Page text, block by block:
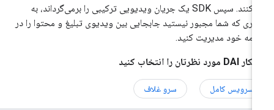
می‌کنند. سپس SDK یک جریان ویدیویی ترکیبی را برمی‌گرداند، به
که شما مجبور نیستید جابجایی بین ویدیوی تبلیغ و محتوا را در
خود مدیریت کنید.
سرویس کامل سرو غلاف